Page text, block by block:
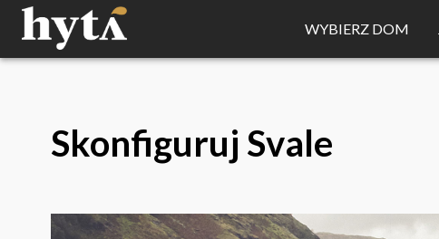
WYBIERZ DOM
Skonfiguruj Svale